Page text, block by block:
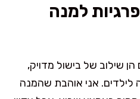
למנה
הן שילוב של בישול מדויק,
לילדים. אני אוהבת שהמנה